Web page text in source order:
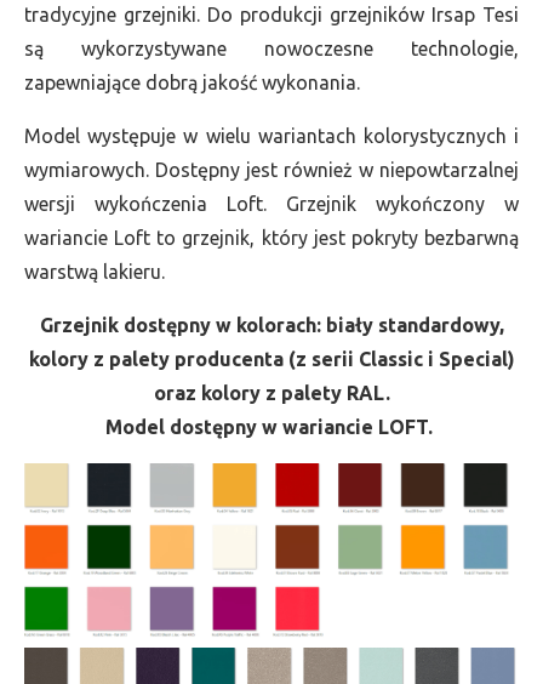
tradycyjne grzejniki. Do produkcji grzejników Irsap Tesi
są wykorzystywane nowoczesne technologie,
zapewniające dobrą jakość wykonania.
Model występuje w wielu wariantach kolorystycznych i
wymiarowych. Dostępny jest również w niepowtarzalnej
wersji wykończenia Loft. Grzejnik wykończony w
wariancie Loft to grzejnik, który jest pokryty bezbarwną
warstwą lakieru.
Grzejnik dostępny w kolorach: biały standardowy,
kolory z palety producenta (z serii Classic i Special)
oraz kolory z palety RAL.
Model dostępny w wariancie LOFT.